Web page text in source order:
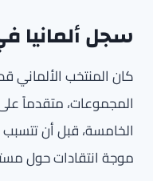
سجل ألمانيا
كان المنتخب الألماني
المجموعات، متقدماً
الخامسة، قبل أن
موجة انتقادات حول